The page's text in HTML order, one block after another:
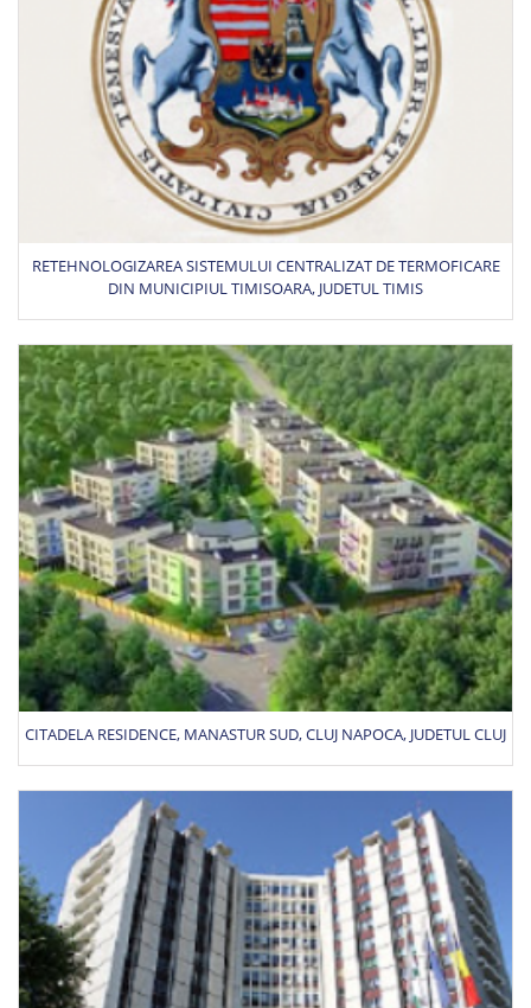
RETEHNOLOGIZAREA SISTEMULUI CENTRALIZAT DE TERMOFICARE
DIN MUNICIPIUL TIMISOARA, JUDETUL TIMIS
CITADELA RESIDENCE, MANASTUR SUD, CLUJ NAPOCA, JUDETUL CLUJ